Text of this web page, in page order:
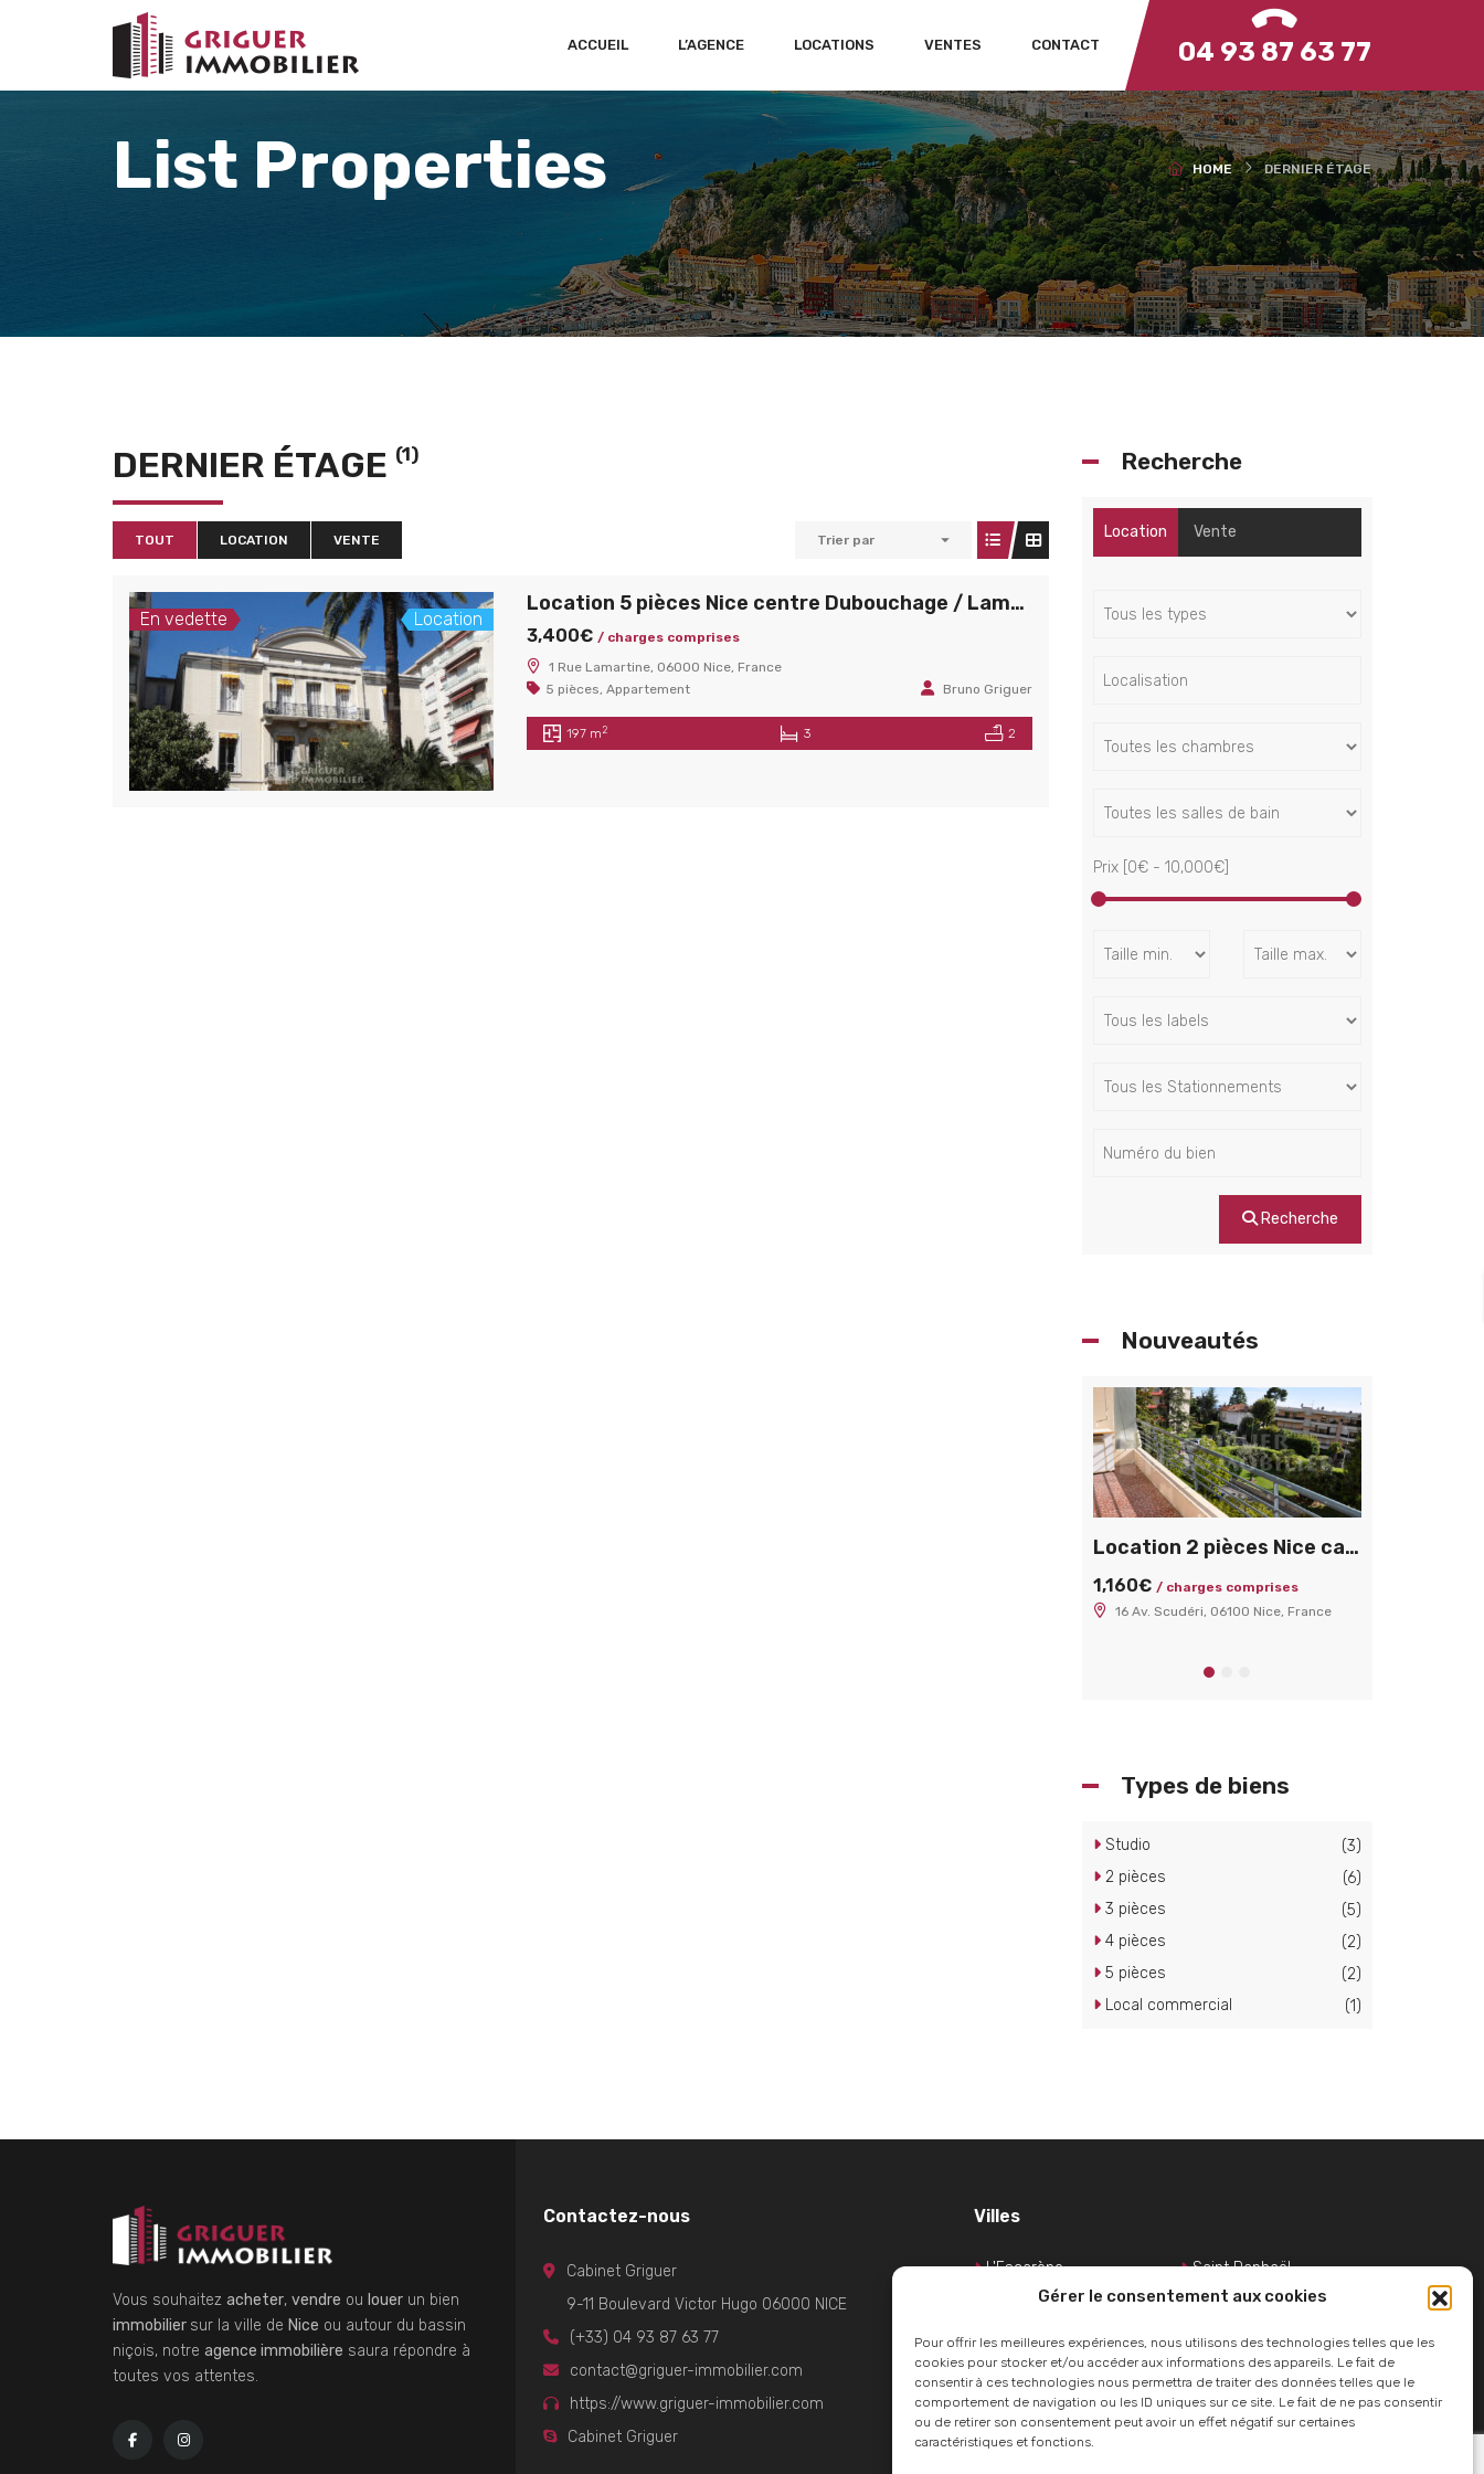
Gérer le consentement aux cookies
Pour offrir les meilleures expériences, nous utilisons des technologies telles que les
cookies pour stocker et/ou accéder aux informations des appareils. Le fait de
consentir à ces technologies nous permettra de traiter des données telles que le
comportement de navigation ou les ID uniques sur ce site. Le fait de ne pas consentir
ou de retirer son consentement peut avoir un effet négatif sur certaines
caractéristiques et fonctions.
ACCUEIL L’AGENCE LOCATIONS VENTES CONTACT 04 93 87 63 77
List Properties HOME DERNIER ÉTAGE
DERNIER ÉTAGE (1)
TOUT LOCATION VENTE Trier par
En vedette Location
Location 5 pièces Nice centre Dubouchage / Lamartine
3,400€ / charges comprises
1 Rue Lamartine, 06000 Nice, France
5 pièces, Appartement Bruno Griguer
197 m 2 3 2
Recherche
Location Vente
Prix [ 0€- 10,000€]
Recherche
Nouveautés
Location 2 pièces Nice cap de croix / scuderi
1,160€ / charges comprises
16 Av. Scudéri, 06100 Nice, France
Types de biens
Studio
(3)
2 pièces
(6)
3 pièces
(5)
4 pièces
(2)
5 pièces
(2)
Local commercial
(1)
Vous souhaitez acheter, vendre ou louer un bien
immobilier sur la ville de Nice ou autour du bassin
niçois, notre agence immobilière saura répondre à
toutes vos attentes.
Contactez-nous
Cabinet Griguer
9-11 Boulevard Victor Hugo 06000 NICE
(+33) 04 93 87 63 77
contact@griguer-immobilier.com
https://www.griguer-immobilier.com
Cabinet Griguer
Villes
L'Escarène
Saint Raphaël